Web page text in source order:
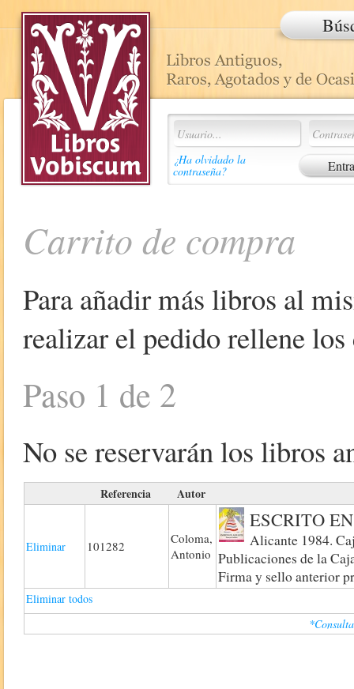
¿Ha olvidado la
contraseña?
Carrito de compra
Para añadir más libros al
realizar el pedido rellene
Paso 1 de 2
No se reservarán los libros
Referencia Autor
Eliminar 101282
Coloma,
Antonio
ESCRITO
Alicante 1984.
Publicaciones de la
Firma y sello anterior
Eliminar todos